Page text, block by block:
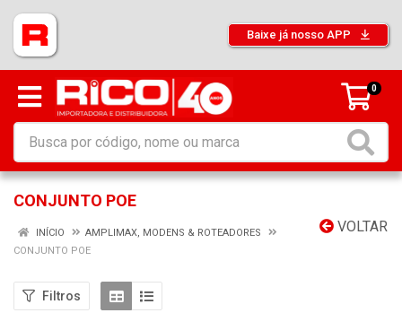
Baixe já nosso APP
0
CONJUNTO POE
VOLTAR
INÍCIO
AMPLIMAX, MODENS & ROTEADORES
CONJUNTO POE
Filtros